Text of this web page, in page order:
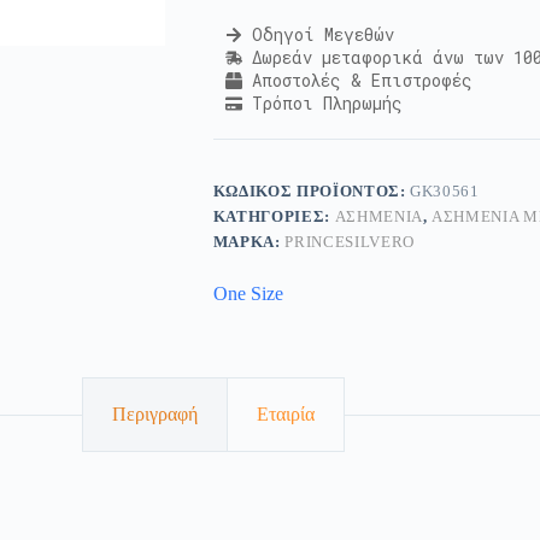
Οδηγοί Μεγεθών
Δωρεάν μεταφορικά άνω των
Αποστολές & Επιστροφές
Τρόποι Πληρωμής
ΚΩΔΙΚΌΣ ΠΡΟΪΌΝΤΟΣ:GK30561
ΚΑΤΗΓΟΡΊΕΣ: ΑΣΗΜΈΝΙΑ,ΑΣΗΜΈΝΙΑ
ΜΆΡΚΑ:PRINCESILVERO
One Size
Περιγραφή Εταιρία